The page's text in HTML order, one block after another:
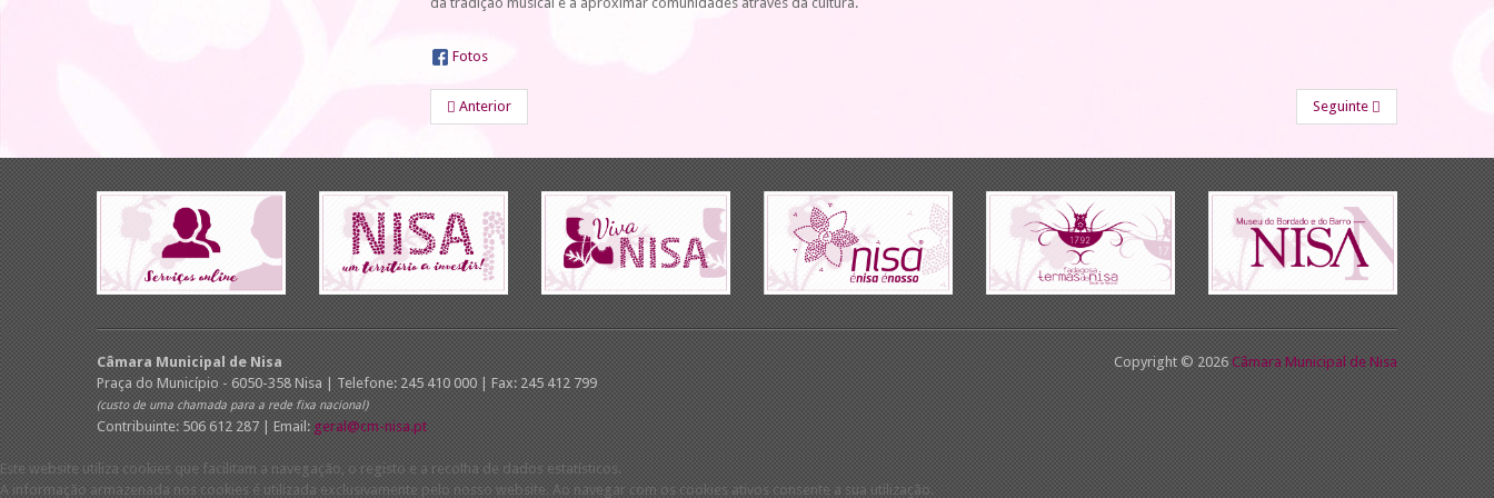
Fotos
Anterior Seguinte
Câmara Municipal de Nisa
Praça do Município - 6050-358 Nisa | Telefone: 245 410 000 | Fax: 245 412 799
(custo de uma chamada para a rede fixa nacional)
Contribuinte: 506 612 287 | Email: geral@cm-nisa.pt
Copyright © 2026 Câmara Municipal de Nisa
Este website utiliza cookies que facilitam a navegação, o registo e a recolha de dados estatísticos.
A informação armazenada nos cookies é utilizada exclusivamente pelo nosso website. Ao navegar com os cookies ativos consente a sua utilização.